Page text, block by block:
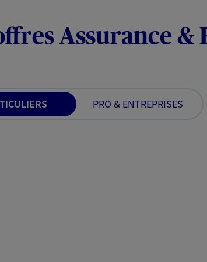
Assurance &
PRO & ENTREPRISES